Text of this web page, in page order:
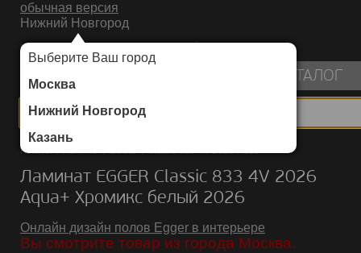
обычная версия
Нижний Новгород
Выберите Ваш город
Москва
Нижний Новгород
Казань
ИНТЕРНЕТ-МАГАЗИН НАПОЛЬНЫХ ПОКРЫТИЙ
КАТАЛОГ
Каталог/Ламинат/EGGER/Classic 833 4V 2026 Aqua+
Ламинат EGGER Classic 833 4V 2026
Aqua+ Хромикс белый 2026
Онлайн дизайн полов Egger в интерьере
Вы смотрите товар из города Москва.